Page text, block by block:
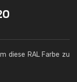
diese RAL Farbe zu